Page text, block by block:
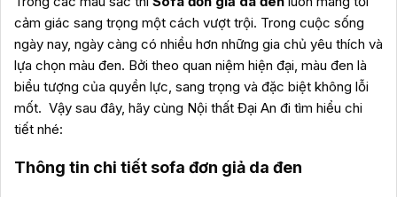
cảm giác sang trọng một cách vượt trội. Trong cuộc sống
ngày nay, ngày càng có nhiều hơn những gia chủ yêu thích và
lựa chọn màu đen. Bởi theo quan niệm hiện đại, màu đen là
biểu tượng của quyền lực, sang trọng và đặc biệt không lỗi
mốt. Vậy sau đây, hãy cùng Nội thất Đại An đi tìm hiểu chi
tiết nhé:
Thông tin chi tiết sofa đơn giả da đen